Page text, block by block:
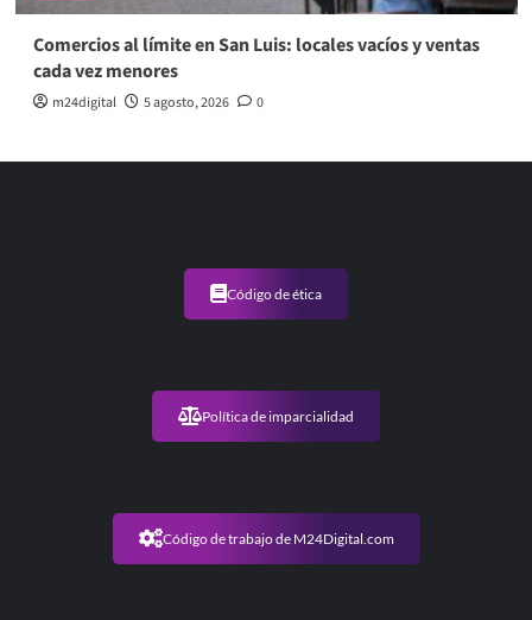
Comercios al límite en San Luis: locales vacíos y ventas
cada vez menores
m24digital 5 agosto, 2026 0
Código de ética
Política de imparcialidad
Código de trabajo de M24Digital.com